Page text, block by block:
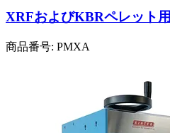
XRFおよびKBRペレット
商品番号: PMXA